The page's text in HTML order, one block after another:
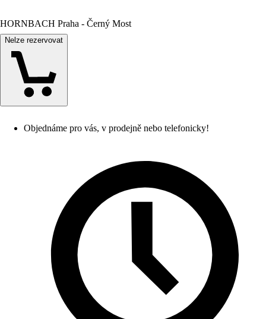
HORNBACH Praha - Černý Most
Nelze rezervovat
Objednáme pro vás, v prodejně nebo telefonicky!